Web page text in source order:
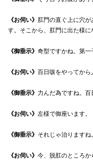
《お伺い》 肛門の直ぐ上に穴
す。そこから、肛門に出た様に
《御垂示》 奇型ですかね。第一
《お伺い》 百日咳をやってから
《御垂示》 力んだ為ですね。百
《お伺い》 左様で御座います。
《御垂示》 それじゃ治りますね。
《お伺い》 今、脱肛のところか